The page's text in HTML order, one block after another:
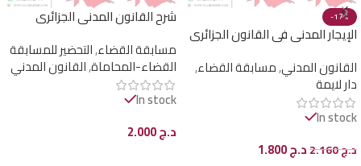
-17%
الإيجار المدني في القانون الجزائري
القانون المدني,مسابقة القضاء,
دار لايمة
In stock
د.ج2.160 د.ج
شرح القانون المدني الجزائري
مسابقة القضاء,التحضير للمسابقة
القضاء-المحاماة,القانون المدني
In stock
د.ج